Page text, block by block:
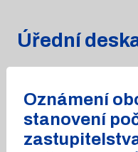
Úřední
Oznámení
stanovení